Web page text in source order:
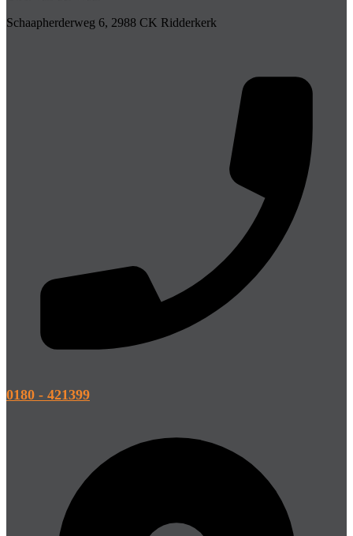
Schaapherderweg 6, 2988 CK Ridderkerk
0180 - 421399